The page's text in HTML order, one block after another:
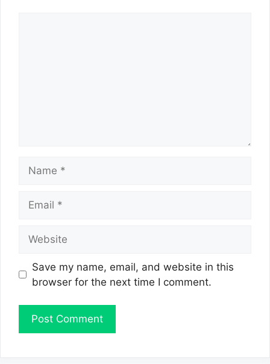
Save my name, email, and website in this
browser for the next time I comment.